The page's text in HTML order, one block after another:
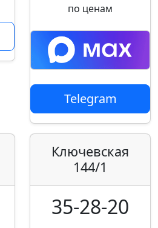
по ценам
Telegram
Ключевская
144/1
35-28-20